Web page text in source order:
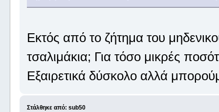
Εκτός από το ζήτημα του
τσαλιμάκια; Για τόσο μικρές
Εξαιρετικά δύσκολο αλλά
Στάλθηκε από: sub50